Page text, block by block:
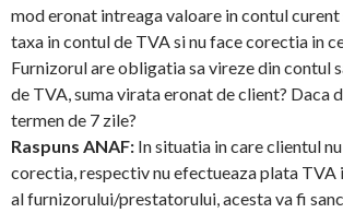
mod eronat intreaga valoare in contul curent
taxa in contul de TVA si nu face corectia in
Furnizorul are obligatia sa vireze din contul
de TVA, suma virata eronat de client? Daca
termen de 7 zile?
Raspuns ANAF: In situatia in care clientul
corectia, respectiv nu efectueaza plata TVA
al furnizorului/prestatorului, acesta va fi